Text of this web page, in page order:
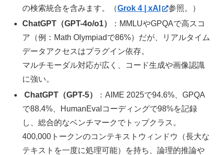
の検索統合を含みます。（Grok 4 | xAI
参照。）
ChatGPT（GPT-4o/o1）
：MMLUやGPQAで高スコ
ア（例：Math Olympiadで86%）だが、リアルタイム
データアクセスはプラグイン依存。
マルチモーダル対応が広く、コード生成や画像認識
に強い。
ChatGPT（GPT-5）
：AIME 2025で94.6%、GPQA
で88.4%、HumanEvalコーディングで98%を記録
し、総合的なベンチマークでトップクラス。
400,000トークンのコンテキストウィンドウ（長大な
テキストを一度に処理可能）を持ち、論理的推論や